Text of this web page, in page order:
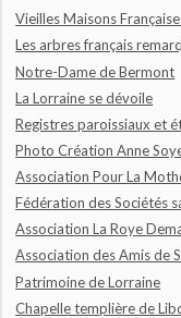
Vieilles Maisons
Les arbres français
Notre-Dame de Bermont
La Lorraine se dévoile
Registres paroissiaux et
Photo Création Anne
Association Pour La
Fédération des Sociétés
Association La Roye
Association des Amis de
Patrimoine de Lorraine
Chapelle templière de